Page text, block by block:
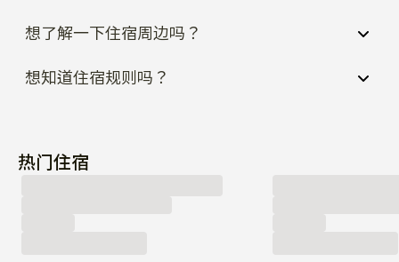
想了解一下住宿周边吗？
想知道住宿规则吗？
热门住宿